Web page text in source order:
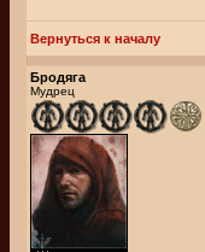
Вернуться к началу
Бродяга
Мудрец